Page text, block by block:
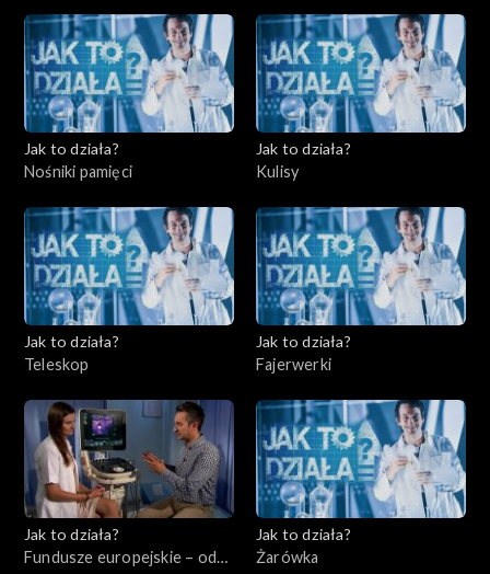
Jak to działa?
Nośniki pamięci
Jak to działa?
Kulisy
Jak to działa?
Teleskop
Jak to działa?
Fajerwerki
Jak to działa?
Fundusze europejskie – odc.
Jak to działa?
Żarówka